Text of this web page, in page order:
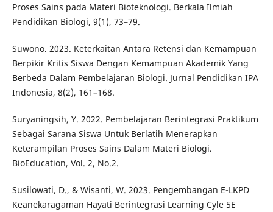
Proses Sains pada Materi Bioteknologi. Berkala Ilmiah
Pendidikan Biologi, 9(1), 73–79.
Suwono. 2023. Keterkaitan Antara Retensi dan Kemampuan
Berpikir Kritis Siswa Dengan Kemampuan Akademik Yang
Berbeda Dalam Pembelajaran Biologi. Jurnal Pendidikan IPA
Indonesia, 8(2), 161–168.
Suryaningsih, Y. 2022. Pembelajaran Berintegrasi Praktikum
Sebagai Sarana Siswa Untuk Berlatih Menerapkan
Keterampilan Proses Sains Dalam Materi Biologi.
BioEducation, Vol. 2, No.2.
Susilowati, D., & Wisanti, W. 2023. Pengembangan E-LKPD
Keanekaragaman Hayati Berintegrasi Learning Cyle 5E